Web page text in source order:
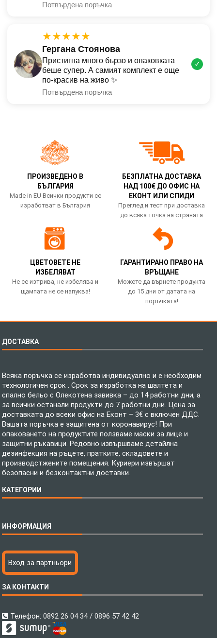
Потвърдена поръчка
★★★★★
Гергана Стоянова
Пристигна много бързо и опаковката
беше супер. А самият комплект е още
по-красив на живо ✨
Потвърдена поръчка
✓
ПРОИЗВЕДЕНО В
БЪЛГАРИЯ
Made in EU Всички продукти се
изработват в България
БЕЗПЛАТНА ДОСТАВКА
НАД 100€ ДО ОФИС НА
ЕКОНТ ИЛИ СПИДИ
Преглед и тест при доставка
до всяка точка на страната
ЦВЕТОВЕТЕ НЕ
ИЗБЕЛЯВАТ
Не се изтрива, не избелява и
щампата не се напуква!
ГАРАНТИРАНО ПРАВО НА
ВРЪЩАНЕ
Можете да върнете продукта
до 15 дни от датата на
поръчката!
ДОСТАВКА
Всяка поръчка се изработва индивидуално и е необходим
технологичен срок . Срок за изработка на шалтета и
спално бельо с Олекотена завивка – до 14 работни дни, а
за всички останали продукти до 7 работни дни. Цена за
доставката до всеки офис на Еконт – 3€ с включен ДДС.
Вашата поръчка е защитена от коронавирус! При
опаковането на продуктите ползваме маски за лице и
защитни ръкавици. Редовно извършваме детайлна
дезинфекция на ръцете, пратките, складовете и
производстжените помещения. Куриери извършат
безопасни и безконтактни доставки.
КАТЕГОРИИ
Бебешки спални комплекти
Тениски с пълноцветен печат
Хавлиени кърпи
Пончо за водни спортове
Микрофибърни Велурени Кърпи
Детски пончота
ИНФОРМАЦИЯ
Технология на печатане
Файлове за печат
Как да поръчам?
С какво сме различни?
Контакти
Вход за партньори
ЗА КОНТАКТИ
Телефон:0892 26 04 34 / 0896 57 42 42